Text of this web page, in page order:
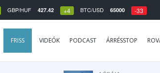
GBP/HUF 427.42 +4 BTC/USD 65000 -33
FRISS VIDEÓK PODCAST ÁRRÉSSTOP